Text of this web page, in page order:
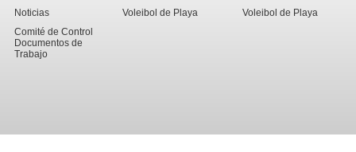
Noticias
Comité de Control
Documentos de
Trabajo
Voleibol de Playa
Voleibol de Playa